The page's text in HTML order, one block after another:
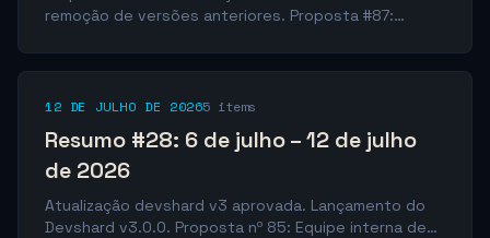
remoção de versões anteriores. Proposta #87:
Aumento do coeficiente de peso para Kimi-K2.6 e
12 DE JULHO DE 20265 items
Resumo #28: 6 de julho – 12 de julho
de 2026
Atualização devshard v3 aprovada. Lançamento do
Devshard v3.0.0. Proposta nº 85: Equipe interna de